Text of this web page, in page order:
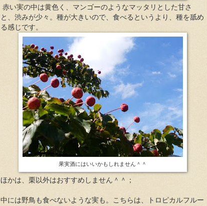
赤い実の中は黄色く、マンゴーのようなマッタリとした甘さ
と、渋みが少々。種が大きいので、食べるというより、種を舐め
る感じです。
果実酒にはいいかもしれません＾＾
ほかは、栗以外はおすすめしません＾＾；
中には野鳥も食べないような実も。こちらは、トロピカルフルー